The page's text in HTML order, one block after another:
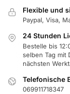
Flexible und
Paypal, Visa,
24 Stunden
Bestelle bis
selben Tag mit
nächsten
Telefonische
069911718347